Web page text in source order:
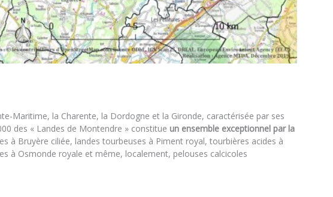
Maritime, la Charente, la Dordogne et la Gironde, caractérisée par ses
des « Landes de Montendre » constitue un ensemble exceptionnel par la
à Bruyère ciliée, landes tourbeuses à Piment royal, tourbières acides à
à Osmonde royale et même, localement, pelouses calcicoles